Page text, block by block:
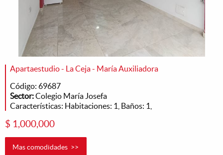
Apartaestudio - La Ceja - María Auxiliadora
Código: 69687
Sector:Colegio María Josefa
Características: Habitaciones: 1, Baños: 1,
$ 1,000,000
Mas comodidades >>